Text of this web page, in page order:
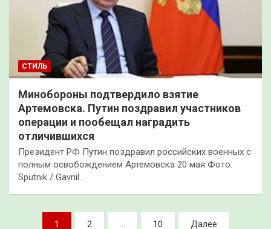
СТИЛЬ
Минобороны подтвердило взятие
Артемовска. Путин поздравил участников
операции и пообещал наградить
отличившихся
Президент РФ Путин поздравил российских военных с
полным освобождением Артемовска 20 мая Фото:
Sputnik / Gavriil…
Пагинация
1 2 … 10 Далее